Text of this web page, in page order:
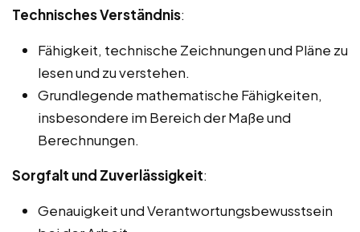
Technisches Verständnis:
Fähigkeit, technische Zeichnungen und Pläne zu
lesen und zu verstehen.
Grundlegende mathematische Fähigkeiten,
insbesondere im Bereich der Maße und
Berechnungen.
Sorgfalt und Zuverlässigkeit:
Genauigkeit und Verantwortungsbewusstsein